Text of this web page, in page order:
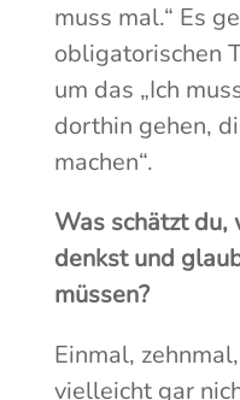
muss mal.“ Es
obligatorischen
um das „Ich
dorthin gehen,
machen“.
Was schätzt du,
denkst und
müssen?
Einmal,
vielleicht gar